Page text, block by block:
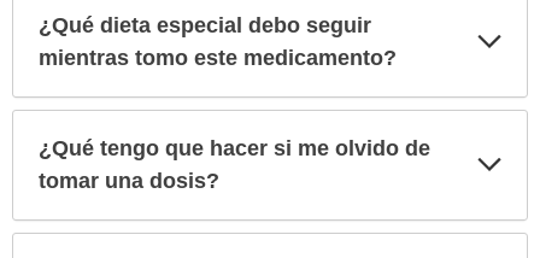
¿Qué dieta especial debo seguir
mientras tomo este medicamento?
¿Qué tengo que hacer si me olvido de
tomar una dosis?